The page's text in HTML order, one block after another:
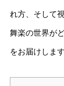
れ方、そして
舞楽の世界が
をお届けします